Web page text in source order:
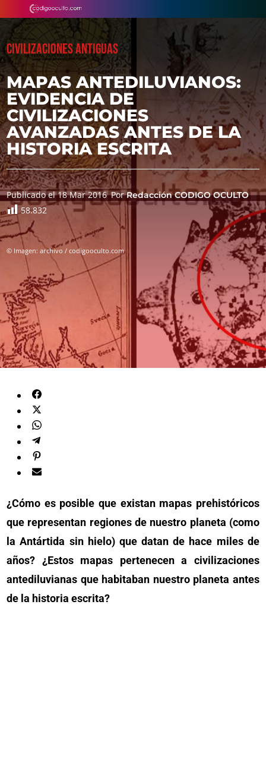
CIVILIZACIONES ANTIGUAS
MAPAS ANTEDILUVIANOS:
EVIDENCIA DE
CIVILIZACIONES
AVANZADAS ANTES DE LA
HISTORIA ESCRITA
Publicado el 18 Mar 2016 PorRedacción CODIGO OCULTO
58.832
© Imagen: archivo / codigooculto.com
¿Cómo es posible que existan mapas prehistóricos
que representan regiones de nuestro planeta (como
la Antártida sin hielo) que datan de hace miles de
años? ¿Estos mapas pertenecen a civilizaciones
antediluvianas que habitaban nuestro planeta antes
de la historia escrita?